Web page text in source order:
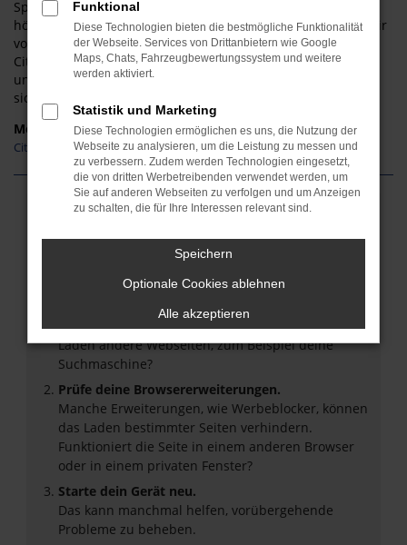
Sparsamkeit und Effizienz der aktuellen Motoren, die
höchsten Ansprüchen in Sachen Umweltschutz genügen. Wir
vom Autohaus Steindorf verstehen uns als Spezialisten für
Citroen Neuwagen in Weilburg und Umgebung und
unterbreiten Ihnen gern ein attraktives Angebot. Freuen Sie
sich auf purzelnde Preise.
Modelle
Citroen C3 Neuwagen Weilburg
Fehler: Network Error
Beim Laden ist ein Fehler aufgetreten.
Hier sind ein paar Tipps, die dir helfen können:
Überprüfe deine Firewall und deine
Internetverbindung.
Laden andere Webseiten, zum Beispiel deine
Suchmaschine?
Prüfe deine Browsererweiterungen.
Manche Erweiterungen, wie Werbeblocker, können
das Laden bestimmter Seiten verhindern.
Funktioniert die Seite in einem anderen Browser
oder in einem privaten Fenster?
Starte dein Gerät neu.
Das kann manchmal helfen, vorübergehende
Probleme zu beheben.
Funktional
Diese Technologien bieten die bestmögliche Funktionalität
der Webseite. Services von Drittanbietern wie Google
Maps, Chats, Fahrzeugbewertungssystem und weitere
werden aktiviert.
Statistik und Marketing
Diese Technologien ermöglichen es uns, die Nutzung der
Webseite zu analysieren, um die Leistung zu messen und
zu verbessern. Zudem werden Technologien eingesetzt,
die von dritten Werbetreibenden verwendet werden, um
Sie auf anderen Webseiten zu verfolgen und um Anzeigen
zu schalten, die für Ihre Interessen relevant sind.
Speichern
Optionale Cookies ablehnen
Alle akzeptieren